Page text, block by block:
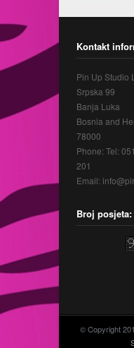
Kontakt
Pin Up Studio
Srpska 99
Banja Luka
Bosnia and
78000
Phone: Tel:
201
Email:
Broj posjeta:
© Copyright